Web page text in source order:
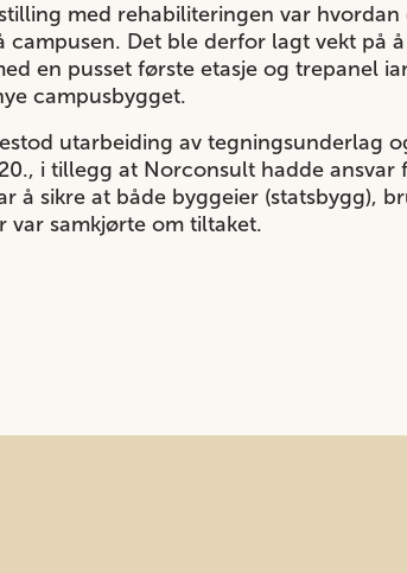
med rehabiliteringen var
campusen. Det ble derfor lagt vekt på
en pusset første etasje og trepanel
campusbygget.
utarbeiding av tegningsunderlag
i tillegg at Norconsult hadde ansvar
å sikre at både byggeier (statsbygg),
var samkjørte om tiltaket.